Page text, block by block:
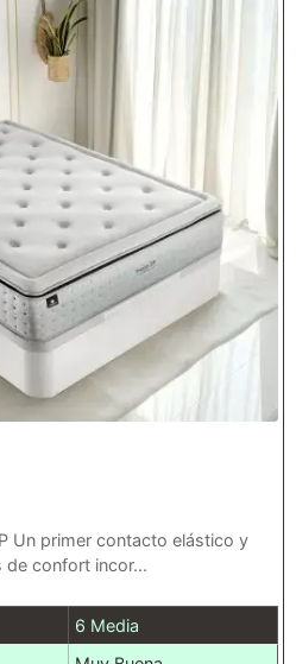
Un primer contacto elástico y
confort incor...
6 Media